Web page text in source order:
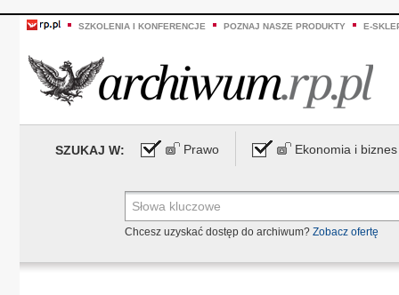
SZKOLENIA I KONFERENCJE POZNAJ NASZE PRODUKTY E-
SZUKAJ W: Prawo Ekonomia i biznes
Chcesz uzyskać dostęp do archiwum? Zobacz ofertę